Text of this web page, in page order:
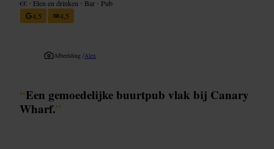
€€ • Eten en drinken • Bar • Pub
4,5
4,5
Afbeelding /Alex
“Een gemoedelijke buurtpub vlak bij Canary
Wharf.”